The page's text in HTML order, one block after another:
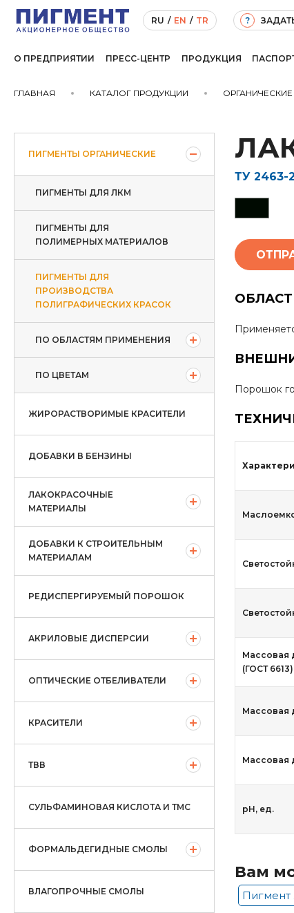
RU / EN / TR ?
О ПРЕДПРИЯТИИ ПРЕСС-ЦЕНТР ПРОДУКЦИЯ
ГЛАВНАЯ КАТАЛОГ ПРОДУКЦИИ
ПИГМЕНТЫ ОРГАНИЧЕСКИЕ
ПИГМЕНТЫ ДЛЯ ЛКМ
ПИГМЕНТЫ ДЛЯ
ПОЛИМЕРНЫХ МАТЕРИАЛОВ
ПИГМЕНТЫ ДЛЯ
ПРОИЗВОДСТВА
ПОЛИГРАФИЧЕСКИХ КРАСОК
ПО ОБЛАСТЯМ ПРИМЕНЕНИЯ
ПО ЦВЕТАМ
ЖИРОРАСТВОРИМЫЕ КРАСИТЕЛИ
ДОБАВКИ В БЕНЗИНЫ
ЛАКОКРАСОЧНЫЕ
МАТЕРИАЛЫ
ДОБАВКИ К СТРОИТЕЛЬНЫМ
МАТЕРИАЛАМ
РЕДИСПЕРГИРУЕМЫЙ ПОРОШОК
АКРИЛОВЫЕ ДИСПЕРСИИ
ОПТИЧЕСКИЕ ОТБЕЛИВАТЕЛИ
КРАСИТЕЛИ
ТВВ
СУЛЬФАМИНОВАЯ КИСЛОТА И ТМС
ФОРМАЛЬДЕГИДНЫЕ СМОЛЫ
ВЛАГОПРОЧНЫЕ СМОЛЫ
ТУ 2463-
Порошок
Массовая
(ГОСТ
Массовая
Массовая
рН, ед.
Вам
Пигмент